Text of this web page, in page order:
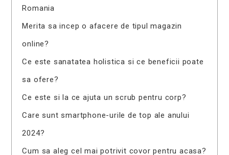
Romania
Merita sa incep o afacere de tipul magazin
online?
Ce este sanatatea holistica si ce beneficii poate
sa ofere?
Ce este si la ce ajuta un scrub pentru corp?
Care sunt smartphone-urile de top ale anului
2024?
Cum sa aleg cel mai potrivit covor pentru acasa?